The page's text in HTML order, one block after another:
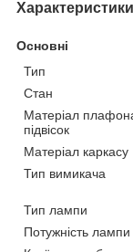
Характеристики
Основні
Тип
Стан
Матеріал
підвісок
Матеріал каркасу
Тип вимикача
Тип лампи
Потужність лампи